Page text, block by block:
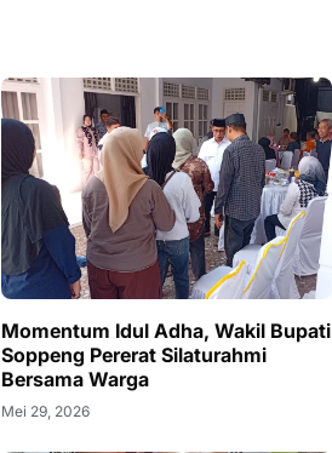
Momentum Idul Adha, Wakil Bupati
Soppeng Pererat Silaturahmi
Bersama Warga
Mei 29, 2026